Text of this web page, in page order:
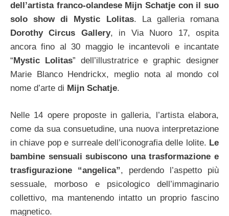
dell’artista franco-olandese Mijn Schatje con il suo
solo show di Mystic Lolitas. La galleria romana
Dorothy Circus Gallery, in Via Nuoro 17, ospita
ancora fino al 30 maggio le incantevoli e incantate
“ Mystic Lolitas” dell’illustratrice e graphic designer
Marie Blanco Hendrickx, meglio nota al mondo col
nome d’arte di Mijn Schatje.
Nelle 14 opere proposte in galleria, l’artista elabora,
come da sua consuetudine, una nuova interpretazione
in chiave pop e surreale dell’iconografia delle lolite. Le
bambine sensuali subiscono una trasformazione e
trasfigurazione “angelica”, perdendo l’aspetto più
sessuale, morboso e psicologico dell’immaginario
collettivo, ma mantenendo intatto un proprio fascino
magnetico.